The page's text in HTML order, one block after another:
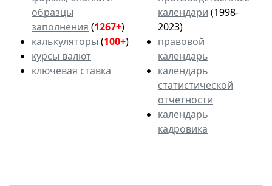
образцы
заполнения (1267+)
калькуляторы (100+)
курсы валют
ключевая ставка
календари (1998-
2023)
правовой
календарь
календарь
статистической
отчетности
календарь
кадровика